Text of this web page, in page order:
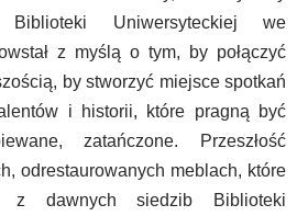
Uniwersyteckiej we
z myślą o tym, by połączyć
by stworzyć miejsce spotkań
i historii, które pragną być
zatańczone. Przeszłość
odrestaurowanych meblach, które
z dawnych siedzib Biblioteki